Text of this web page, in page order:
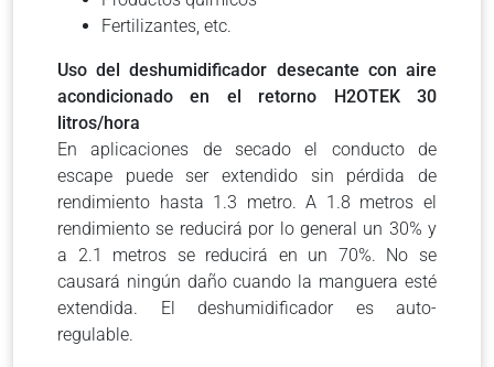
Fertilizantes, etc.
Uso del deshumidificador desecante con aire
acondicionado en el retorno H2OTEK 30
litros/hora
En aplicaciones de secado el conducto de
escape puede ser extendido sin pérdida de
rendimiento hasta 1.3 metro. A 1.8 metros el
rendimiento se reducirá por lo general un 30% y
a 2.1 metros se reducirá en un 70%. No se
causará ningún daño cuando la manguera esté
extendida. El deshumidificador es auto-
regulable.